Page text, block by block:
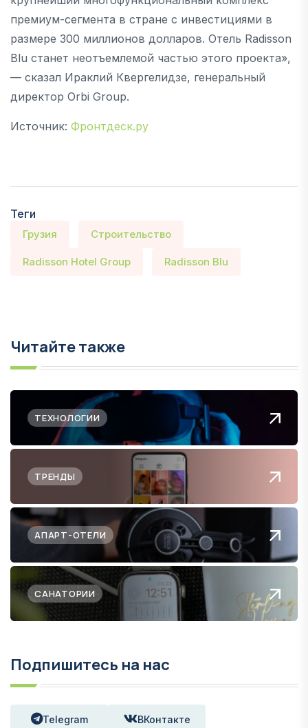
премиум-сегмента в стране с инвестициями в
размере 300 миллионов долларов. Отель Radisson
Blu станет неотъемлемой частью этого проекта»,
— сказал Ираклий Квергелидзе, генеральный
директор Orbi Group.
Источник: Фронтдеск.ру
Теги
Грузия Строительство
Radisson Hotel Group Radisson Blu
Читайте также
ТЕХНОЛОГИИ
ТРЕНДЫ
АПАРТ-ОТЕЛИ
САНАТОРИИ
Подпишитесь на нас
Telegram ВКонтакте